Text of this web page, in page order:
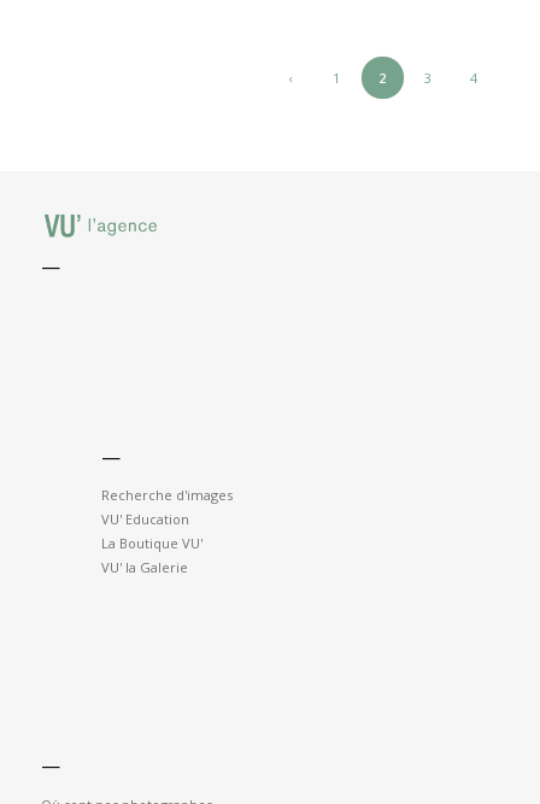
‹ 1 2 3 4
—
—
Recherche d'images
VU' Education
La Boutique VU'
VU' la Galerie
—